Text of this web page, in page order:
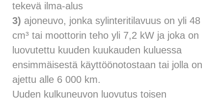
tekevä ilma-alus
3) ajoneuvo, jonka sylinteritilavuus on yli 48
cm³ tai moottorin teho yli 7,2 kW ja joka on
luovutettu kuuden kuukauden kuluessa
ensimmäisestä käyttöönotostaan tai jolla on
ajettu alle 6 000 km.
Uuden kulkuneuvon luovutus toisen